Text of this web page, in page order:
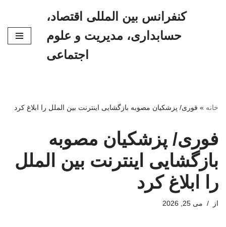
کنفرانس بین المللی اقتصاد،
حسابداری، مدیریت و علوم
اجتماعی
خانه » فوری/ پزشکیان مصوبه بازگشایی اینترنت بین الملل را ابلاغ کرد
فوری/ پزشکیان مصوبه
بازگشایی اینترنت بین الملل
را ابلاغ کرد
از می 25, 2026